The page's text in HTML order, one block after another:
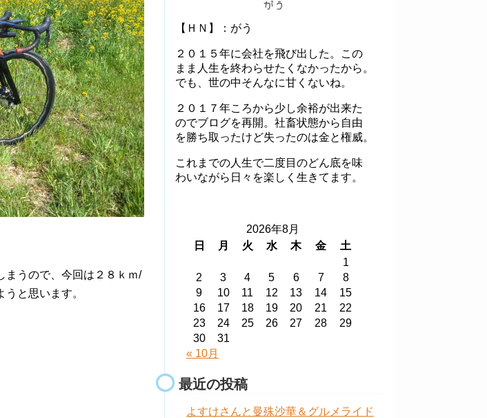
うので、今回は２８ｋｍ/
と思います。
【ＨＮ】：がう
２０１５年に会社を飛び出した。この
まま人生を終わらせたくなかったから。
でも、世の中そんなに甘くないね。
２０１７年ころから少し余裕が出来た
のでブログを再開。社畜状態から自由
を勝ち取ったけど失ったのは金と権威。
これまでの人生で二度目のどん底を味
わいながら日々を楽しく生きてます。
2026年8月
日
月 火 水 木 金
土
1
2
3 4 5 6 7
8
9
10 11 12 13 14
15
16
17 18 19 20 21
22
23
24 25 26 27 28
29
30
31
« 10月
最近の投稿
よすけさんと曼殊沙華＆グルメライド